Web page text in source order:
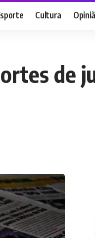
Cultura
de